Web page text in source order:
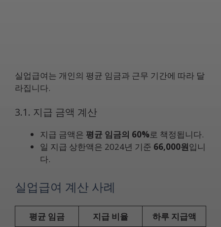
실업급여는 개인의 평균 임금과 근무 기간에 따라 달
라집니다.
3.1. 지급 금액 계산
지급 금액은 평균 임금의 60%로 책정됩니다.
일 지급 상한액은 2024년 기준 66,000원입니
다.
실업급여 계산 사례
평균 임금 지급 비율
하루 지급액